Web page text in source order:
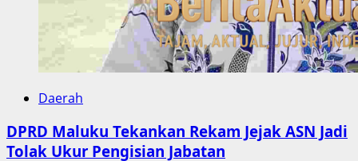
Daerah
DPRD Maluku Tekankan Rekam Jejak ASN Jadi
Tolak Ukur Pengisian Jabatan